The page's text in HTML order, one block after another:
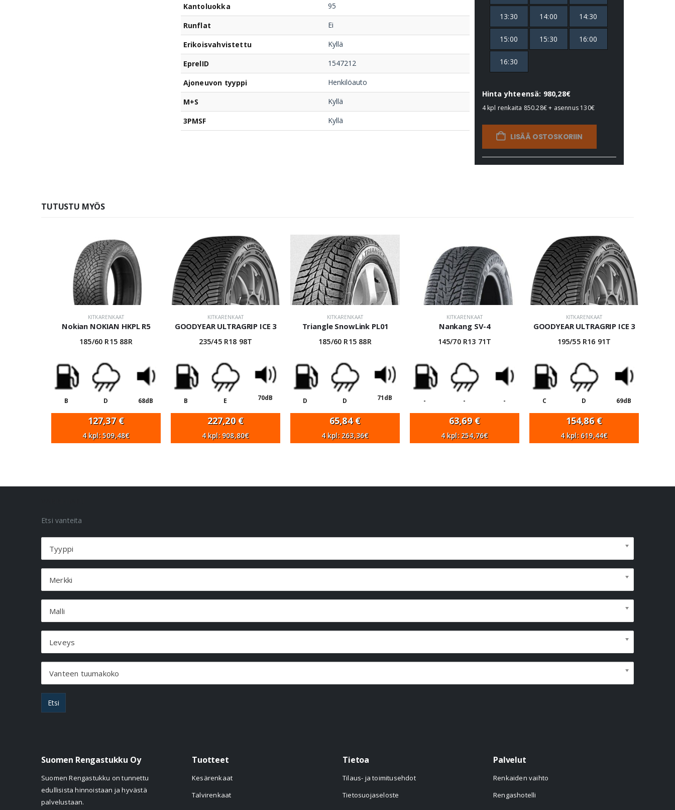
Kantoluokka 95
Runflat Ei
Erikoisvahvistettu Kyllä
EprelID 1547212
Ajoneuvon tyyppi Henkilöauto
M+S Kyllä
3PMSF Kyllä
13:30 14:00 14:30
15:00 15:30 16:00
16:30
Hinta yhteensä: 980,28€
4 kpl renkaita 850.28€+ asennus 130€
LISÄÄ OSTOSKORIIN
TUTUSTU MYÖS
KITKARENKAAT
Nokian NOKIAN HKPL R5
185/60 R15 88R
B D 68dB
127,37 €
4 kpl: 509,48€
KITKARENKAAT
GOODYEAR ULTRAGRIP ICE 3
235/45 R18 98T
B E 70dB
227,20 €
4 kpl: 908,80€
KITKARENKAAT
Triangle SnowLink PL01
185/60 R15 88R
D D 71dB
65,84€
4 kpl: 263,36€
KITKARENKAAT
Nankang SV-4
145/70 R13 71T
- - -
63,69 €
4 kpl: 254,76€
KITKARENKAAT
GOODYEAR ULTRAGRIP ICE 3
195/55 R16 91T
C D 69dB
154,86 €
4 kpl: 619,44€
Etsi vanteita
Tyyppi
Merkki
Malli
Leveys
Vanteen tuumakoko
Etsi
Suomen Rengastukku Oy
Suomen Rengastukku on tunnettu
edullisista hinnoistaan ja hyvästä
palvelustaan.
Tuotteet
Kesärenkaat
Talvirenkaat
Tietoa
Tilaus- ja toimitusehdot
Tietosuojaseloste
Palvelut
Renkaiden vaihto
Rengashotelli